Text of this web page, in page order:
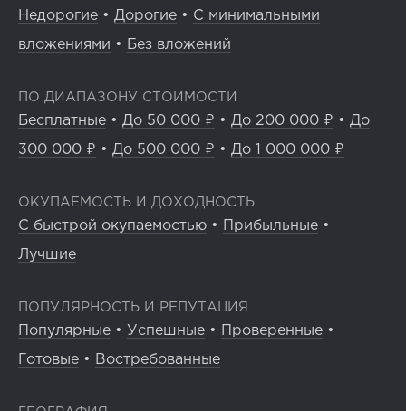
Недорогие • Дорогие • С минимальными
вложениями • Без вложений
ПО ДИАПАЗОНУ СТОИМОСТИ
Бесплатные • До 50 000 ₽ • До 200 000 ₽ • До
300 000 ₽ • До 500 000 ₽ • До 1 000 000 ₽
ОКУПАЕМОСТЬ И ДОХОДНОСТЬ
С быстрой окупаемостью • Прибыльные •
Лучшие
ПОПУЛЯРНОСТЬ И РЕПУТАЦИЯ
Популярные • Успешные • Проверенные •
Готовые • Востребованные